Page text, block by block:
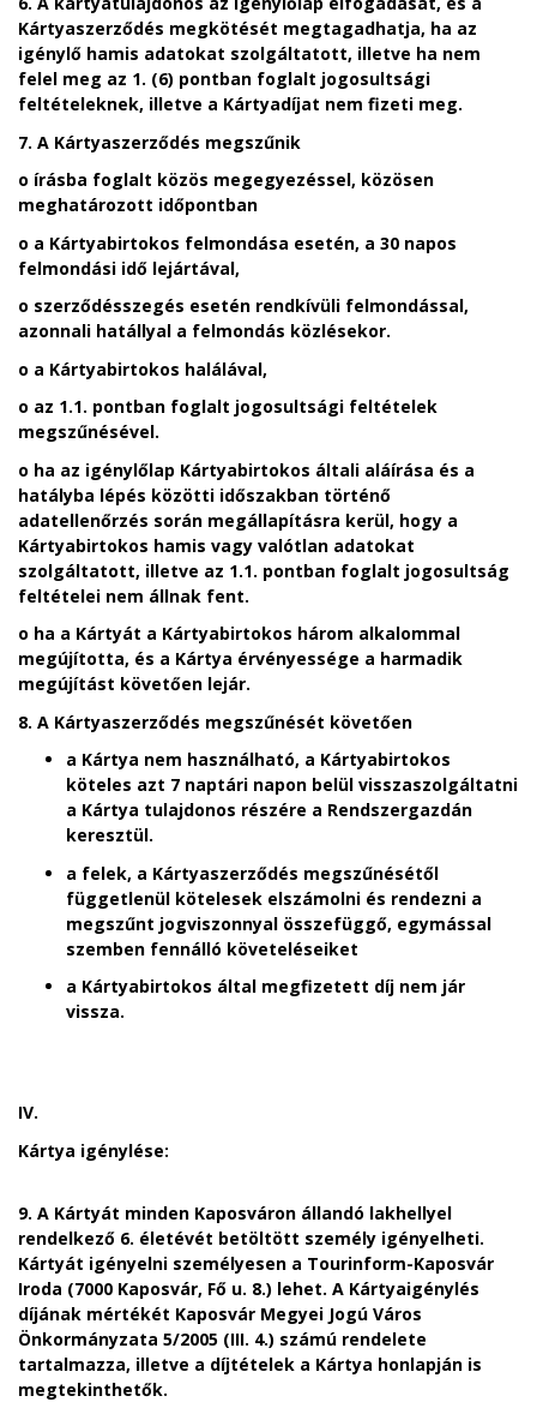
Kártyaszerződés megkötését megtagadhatja, ha az
igénylő hamis adatokat szolgáltatott, illetve ha nem
felel meg az 1. (6) pontban foglalt jogosultsági
feltételeknek, illetve a Kártyadíjat nem fizeti meg.
7. A Kártyaszerződés megszűnik
o írásba foglalt közös megegyezéssel, közösen
meghatározott időpontban
o a Kártyabirtokos felmondása esetén, a 30 napos
felmondási idő lejártával,
o szerződésszegés esetén rendkívüli felmondással,
azonnali hatállyal a felmondás közlésekor.
o a Kártyabirtokos halálával,
o az 1.1. pontban foglalt jogosultsági feltételek
megszűnésével.
o ha az igénylőlap Kártyabirtokos általi aláírása és a
hatályba lépés közötti időszakban történő
adatellenőrzés során megállapításra kerül, hogy a
Kártyabirtokos hamis vagy valótlan adatokat
szolgáltatott, illetve az 1.1. pontban foglalt jogosultság
feltételei nem állnak fent.
o ha a Kártyát a Kártyabirtokos három alkalommal
megújította, és a Kártya érvényessége a harmadik
megújítást követően lejár.
8. A Kártyaszerződés megszűnését követően
a Kártya nem használható, a Kártyabirtokos
köteles azt 7 naptári napon belül visszaszolgáltatni
a Kártya tulajdonos részére a Rendszergazdán
keresztül.
a felek, a Kártyaszerződés megszűnésétől
függetlenül kötelesek elszámolni és rendezni a
megszűnt jogviszonnyal összefüggő, egymással
szemben fennálló követeléseiket
a Kártyabirtokos által megfizetett díj nem jár
vissza.
IV.
Kártya igénylése:
9. A Kártyát minden Kaposváron állandó lakhellyel
rendelkező 6. életévét betöltött személy igényelheti.
Kártyát igényelni személyesen a Tourinform-Kaposvár
Iroda (7000 Kaposvár, Fő u. 8.) lehet. A Kártyaigénylés
díjának mértékét Kaposvár Megyei Jogú Város
Önkormányzata 5/2005 (III. 4.) számú rendelete
tartalmazza, illetve a díjtételek a Kártya honlapján is
megtekinthetők.